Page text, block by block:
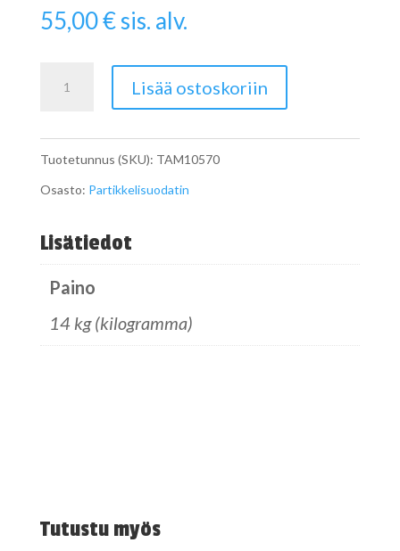
55,00€sis. alv.
Lisää ostoskoriin
Tuotetunnus (SKU): TAM10570
Osasto: Partikkelisuodatin
Lisätiedot
Paino
14 kg (kilogramma)
Tutustu myös